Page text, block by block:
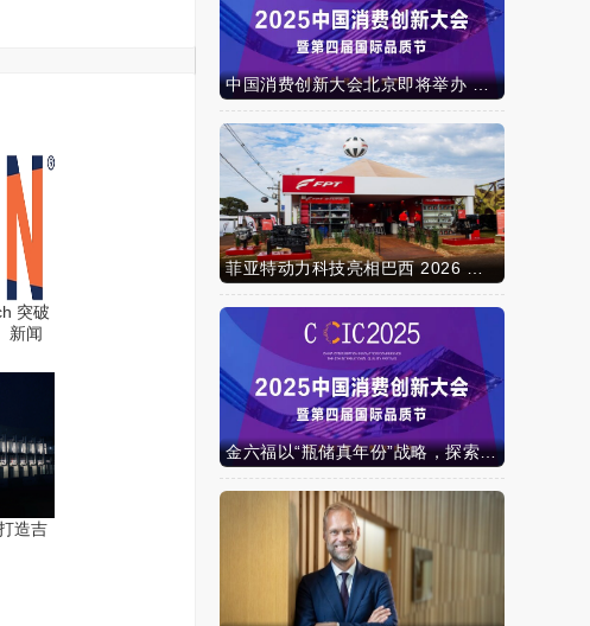
突破
新闻
造吉
中国消费创新大会北京即将举办 携手智迈电动车引领消费新时代
菲亚特动力科技亮相巴西 2026 年农业展，动力技术提升到新高度
金六福以“瓶储真年份”战略，探索白酒行业价值新范式